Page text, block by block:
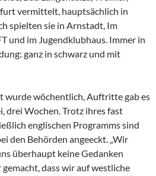
vermittelt, hauptsächlich in
spielten sie in Arnstadt, Im
und im Jugendklubhaus. Immer in
ganz in schwarz und mit
wurde wöchentlich, Auftritte gab es
drei Wochen. Trotz ihres fast
englischen Programms sind
den Behörden angeeckt. „Wir
überhaupt keine Gedanken
dass wir auf westliche